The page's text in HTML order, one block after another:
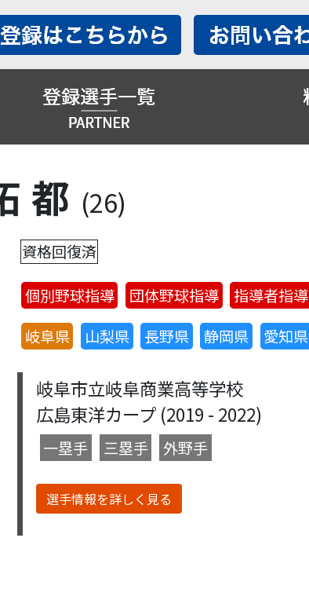
都 (26)
資格回復済
個別野球指導
団体野球指導 指導者指導
岐阜県
山梨県 長野県 静岡県 愛知県
岐阜市立岐阜商業高等学校
広島東洋カープ (2019 - 2022)
一塁手 三塁手 外野手
選手情報を詳しく見る